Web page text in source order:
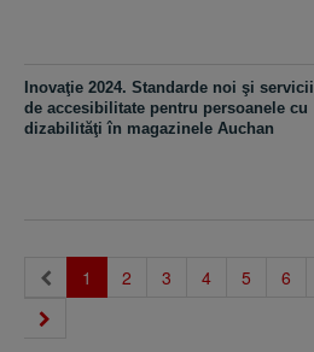
Inovaţie 2024. Standarde noi şi servicii
de accesibilitate pentru persoanele cu
dizabilităţi în magazinele Auchan
1 (current)
2 3 4 5 6